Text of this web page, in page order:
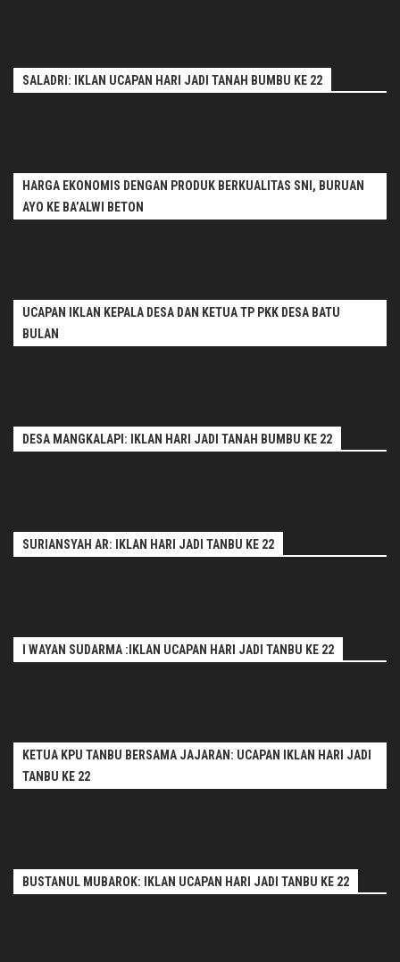
SALADRI: IKLAN UCAPAN HARI JADI TANAH BUMBU KE 22
HARGA EKONOMIS DENGAN PRODUK BERKUALITAS SNI, BURUAN
AYO KE BA’ALWI BETON
UCAPAN IKLAN KEPALA DESA DAN KETUA TP PKK DESA BATU
BULAN
DESA MANGKALAPI: IKLAN HARI JADI TANAH BUMBU KE 22
SURIANSYAH AR: IKLAN HARI JADI TANBU KE 22
I WAYAN SUDARMA :IKLAN UCAPAN HARI JADI TANBU KE 22
KETUA KPU TANBU BERSAMA JAJARAN: UCAPAN IKLAN HARI JADI
TANBU KE 22
BUSTANUL MUBAROK: IKLAN UCAPAN HARI JADI TANBU KE 22